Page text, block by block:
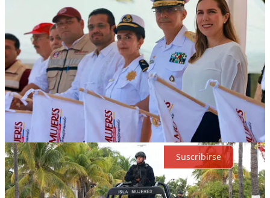
Lo mejor de Último Debates
Sin posts
Por supuesto, sigue adelante.
Suscribirse
© 2026 Expediente Quintana Roo·Privacidad ∙ Términos∙Aviso
de recolección